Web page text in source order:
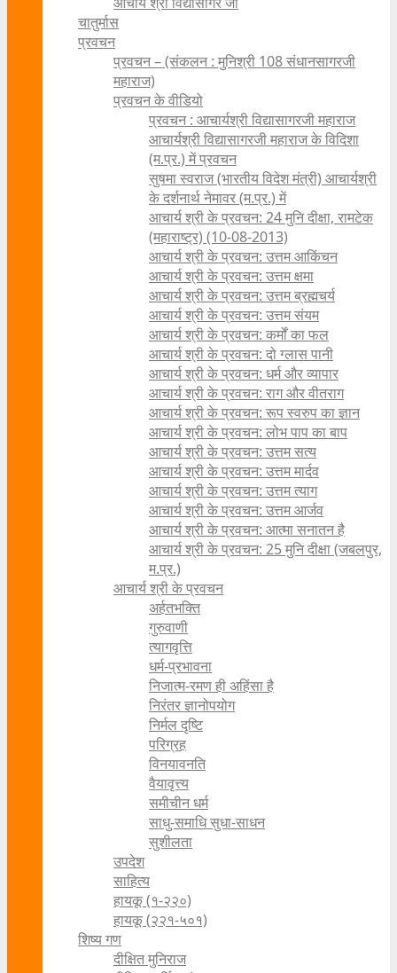
चातुर्मास
प्रवचन
प्रवचन – (संकलन : मुनिश्री 108 संधानसागरजी
महाराज)
प्रवचन के वीडियो
प्रवचन : आचार्यश्री ‍विद्यासागरजी महाराज
आचार्यश्री विद्यासागरजी महाराज के विदिशा
(म.प्र.) में प्रवचन
सुषमा स्वराज (भारतीय विदेश मंत्री) आचार्यश्री
के दर्शनार्थ नेमावर (म.प्र.) में
आचार्य श्री के प्रवचन: 24 मुनि दीक्षा, रामटेक
(महाराष्ट्र) (10-08-2013)
आचार्य श्री के प्रवचन: उत्तम आकिंचन
आचार्य श्री के प्रवचन: उत्तम क्षमा
आचार्य श्री के प्रवचन: उत्तम ब्रह्मचर्य
आचार्य श्री के प्रवचन: उत्तम संयम
आचार्य श्री के प्रवचन: कर्मों का फल
आचार्य श्री के प्रवचन: दो ग्लास पानी
आचार्य श्री के प्रवचन: धर्म और व्यापार
आचार्य श्री के प्रवचन: राग और वीतराग
आचार्य श्री के प्रवचन: रूप स्वरुप का ज्ञान
आचार्य श्री के प्रवचन: लोभ पाप का बाप
आचार्य श्री के प्रवचन: उत्तम सत्य
आचार्य श्री के प्रवचन: उत्तम मार्दव
आचार्य श्री के प्रवचन: उत्तम त्याग
आचार्य श्री के प्रवचन: उत्तम आर्जव
आचार्य श्री के प्रवचन: आत्मा सनातन है
आचार्य श्री के प्रवचन: 25 मुनि दीक्षा (जबलपुर,
म.प्र.)
आचार्य श्री के प्रवचन
अर्हतभक्ति
गुरुवाणी
त्यागवृत्ति
धर्म-प्रभावना
निजात्म-रमण ही अहिंसा है
निरंतर ज्ञानोपयोग
निर्मल दृष्टि
परिग्रह
विनयावनति
वैयावृत्त्य
समीचीन धर्म
साधु-समाधि सुधा-साधन
सुशीलता
उपदेश
साहित्य
हायकू (१‍-२२०)
हायकू (२२१-५०१)
शिष्य गण
दीक्षित मुनिराज